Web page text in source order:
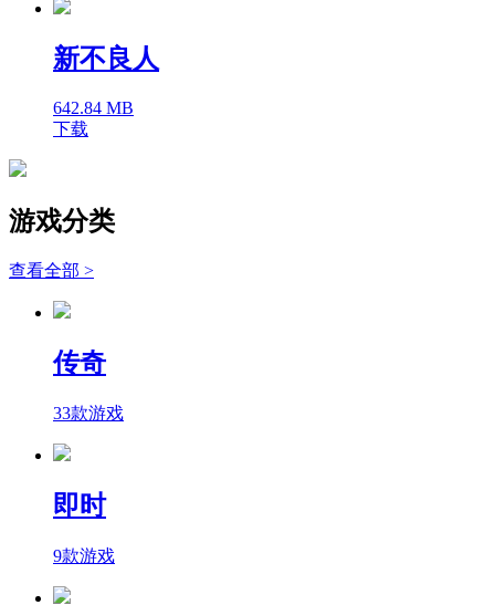
新不良人
642.84 MB
下载
游戏分类
查看全部 >
传奇
33款游戏
即时
9款游戏